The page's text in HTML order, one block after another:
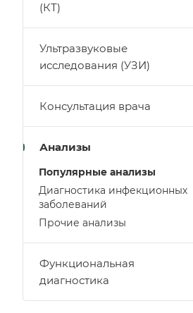
(КТ)
Ультразвуковые
исследования (УЗИ)
Консультация врача
Анализы
Популярные анализы
Диагностика инфекционных
заболеваний
Прочие анализы
Функциональная
диагностика